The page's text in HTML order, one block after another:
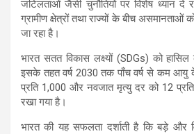
जटिलताओं जैसी चुनौतियों पर विशेष ध्यान दे
ग्रामीण क्षेत्रों तथा राज्यों के बीच असमानताओं
जा रहा है।
भारत सतत विकास लक्ष्यों (SDGs) को
इसके तहत वर्ष 2030 तक पाँच वर्ष से कम आयु
प्रति 1,000 और नवजात मृत्यु दर को 12
रखा गया है।
भारत की यह सफलता दर्शाती है कि बड़े और